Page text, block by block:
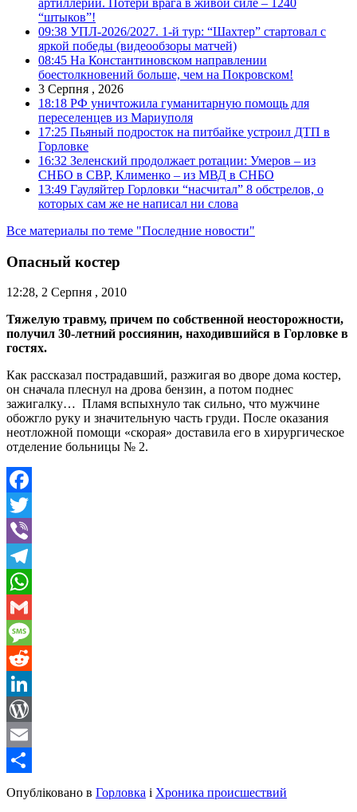
“штыков”!
09:38 УПЛ-2026/2027. 1-й тур: “Шахтер” стартовал с
яркой победы (видеообзоры матчей)
08:45 На Константиновском направлении
боестолкновений больше, чем на Покровском!
3 Серпня , 2026
18:18 РФ уничтожила гуманитарную помощь для
переселенцев из Мариуполя
17:25 Пьяный подросток на питбайке устроил ДТП в
Горловке
16:32 Зеленский продолжает ротации: Умеров – из
СНБО в СВР, Клименко – из МВД в СНБО
13:49 Гауляйтер Горловки “насчитал” 8 обстрелов, о
которых сам же не написал ни слова
Все материалы по теме "Последние новости"
Опасный костер
12:28, 2 Серпня , 2010
Тяжелую травму, причем по собственной неосторожности,
получил 30-летний россиянин, находившийся в Горловке в
гостях.
Как рассказал пострадавший, разжигая во дворе дома костер,
он сначала плеснул на дрова бензин, а потом поднес
зажигалку… Пламя вспыхнуло так сильно, что мужчине
обожгло руку и значительную часть груди. После оказания
неотложной помощи «скорая» доставила его в хирургическое
отделение больницы № 2.
Facebook
Twitter
Viber
Telegram
WhatsApp
Gmail
Message
Reddit
LinkedIn
WordPress
Email
Share
Опубліковано в Горловка і Хроника происшествий